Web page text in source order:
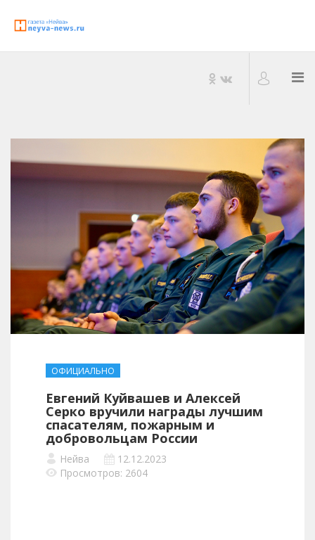
ОФИЦИАЛЬНО
Евгений Куйвашев и Алексей
Серко вручили награды лучшим
спасателям, пожарным и
добровольцам России
Нейва
12.12.2023
Просмотров: 2604